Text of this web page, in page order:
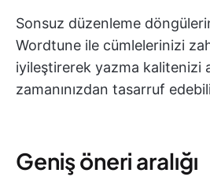
Sonsuz düzenleme
Wordtune ile cümlelerinizi
iyileştirerek yazma kalitenizi
zamanınızdan tasarruf
Geniş öneri aralığı